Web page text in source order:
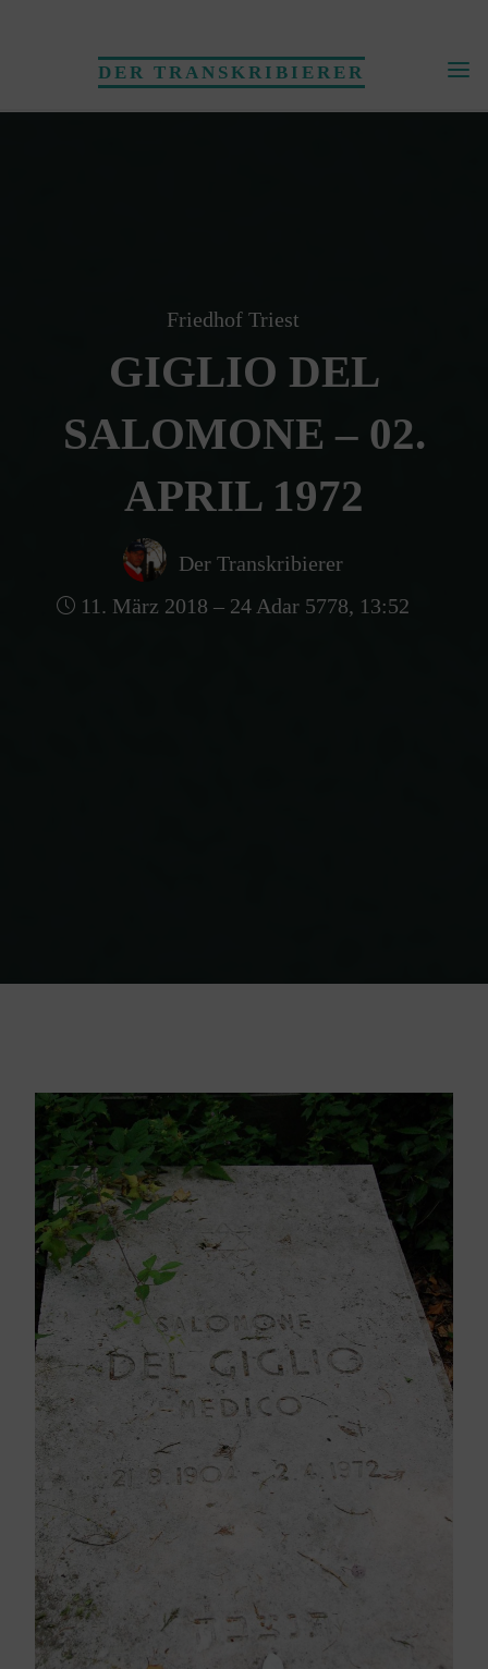
DER TRANSKRIBIERER
Friedhof Triest
GIGLIO DEL
SALOMONE – 02.
APRIL 1972
Der Transkribierer
11. März 2018 – 24 Adar 5778, 13:52